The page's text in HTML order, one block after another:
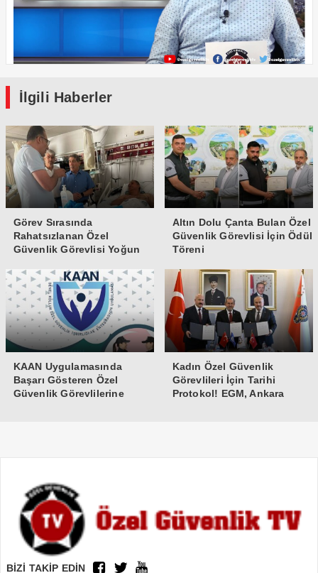
İlgili Haberler
Görev Sırasında
Rahatsızlanan Özel
Güvenlik Görevlisi Yoğun
Altın Dolu Çanta Bulan Özel
Güvenlik Görevlisi İçin Ödül
Töreni
KAAN Uygulamasında
Başarı Gösteren Özel
Güvenlik Görevlilerine
Kadın Özel Güvenlik
Görevlileri İçin Tarihi
Protokol! EGM, Ankara
BİZİ TAKİP EDİN